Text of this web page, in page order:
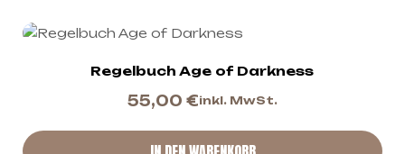
Regelbuch Age of Darkness
55,00 €inkl. MwSt.